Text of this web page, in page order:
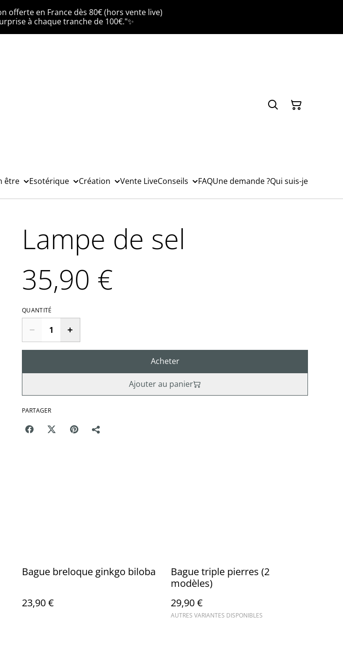
offerte en France dès 80€ (hors vente live)
à chaque tranche de 100€."✨
être Esotérique Création Vente LiveConseils FAQUne demande ?Qui suis-je
Lampe de sel
35,90 €
QUANTITÉ
Acheter
Ajouter au panier
PARTAGER
Bague breloque ginkgo biloba
23,90 €
Bague triple pierres (2
modèles)
29,90 €
AUTRES VARIANTES DISPONIBLES